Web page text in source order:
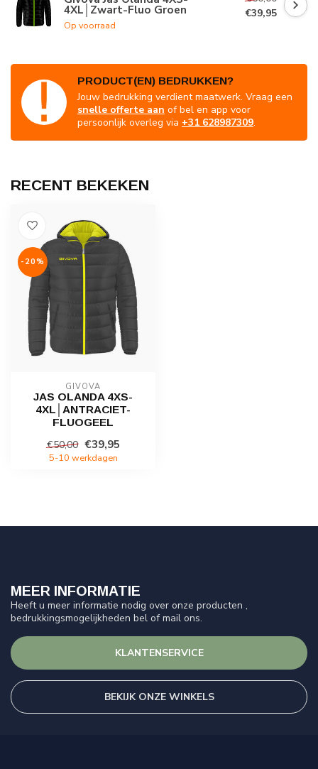
4XL│Zwart-Fluo Groen
Op voorraad
€39,95
PRODUCT(EN) BEDRUKKEN?
Jouw bedrukking verdient maatwerk. Vraag een
snelle offerte aan of bel en app voor
persoonlijk overleg via +31 628987309.
RECENT BEKEKEN
-20%
GIVOVA
JAS OLANDA 4XS-
4XL│ANTRACIET-
FLUOGEEL
€50,00 €39,95
5-10 werkdagen
MEER INFORMATIE
Heeft u meer informatie nodig over onze producten ,
bedrukkingsmogelijkheden bel of mail ons.
KLANTENSERVICE
BEKIJK ONZE WINKELS